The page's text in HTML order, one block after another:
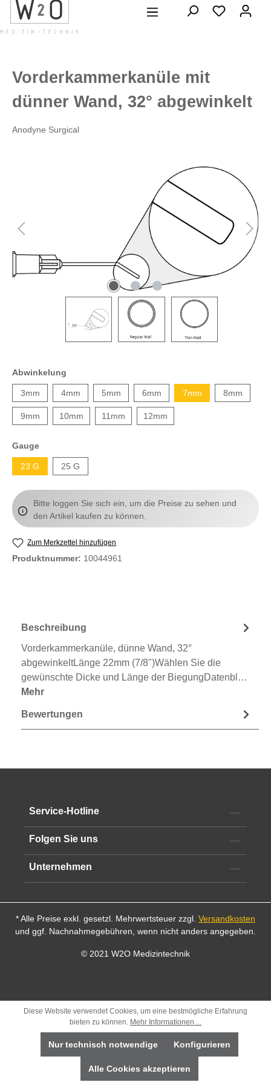
springen
Vorderkammerkanüle mit
dünner Wand, 32° abgewinkelt
Anodyne Surgical
Abwinkelung
3mm 4mm 5mm 6mm 7mm 8mm
9mm 10mm 11mm 12mm
Gauge
23 G 25 G
Bitte loggen Sie sich ein, um die Preise zu sehen und
den Artikel kaufen zu können.
Zum Merkzettel hinzufügen
Produktnummer: 10044961
Beschreibung
Vorderkammerkanüle, dünne Wand, 32°
abgewinkeltLänge 22mm (7/8")Wählen Sie die
gewünschte Dicke und Länge der BiegungDatenbl…
Mehr
Bewertungen
Service-Hotline
Folgen Sie uns
Unternehmen
* Alle Preise exkl. gesetzl. Mehrwertsteuer zzgl. Versandkosten
und ggf. Nachnahmegebühren, wenn nicht anders angegeben.
© 2021 W2O Medizintechnik
Diese Website verwendet Cookies, um eine bestmögliche Erfahrung
bieten zu können. Mehr Informationen ...
Nur technisch notwendige Konfigurieren
Alle Cookies akzeptieren